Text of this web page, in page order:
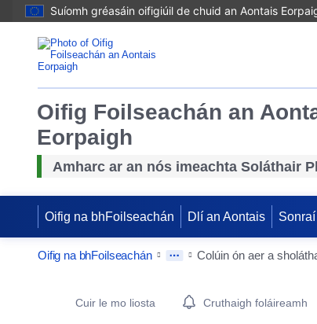
Suíomh gréasáin oifigiúil de chuid an Aontais
Oifig Foilseachán an
Eorpaigh
Amharc ar an nós imeachta Soláthair
Oifig na bhFoilseachán Dlí an Aontais
Oifig na bhFoilseachán Colúin ón aer a
Procurement Detail Actions Portlet
Cuir le mo liosta Cruthaigh foláireamh